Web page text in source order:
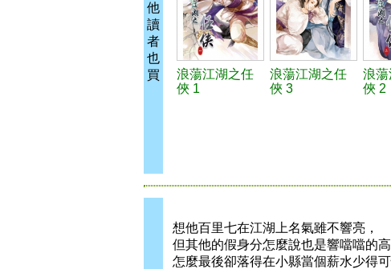
他
讀
者
也
買
浪蕩江湖之任
俠 1
浪蕩江湖之任
俠 3
浪
俠 2
想他百里七在江湖上名氣雖不響亮，
但其他的假身分怎麼說也是響噹噹的高
怎麼最後卻落得在小縣當個薪水少得